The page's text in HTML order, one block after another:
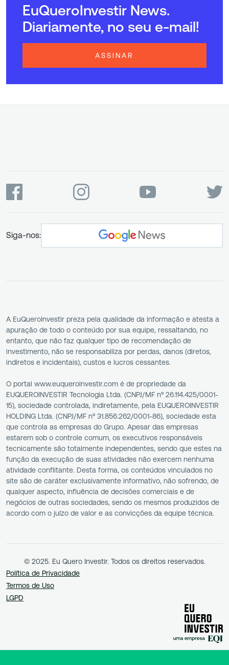
EuQueroInvestir News.
Diariamente, no seu e-mail!
ASSINAR
Siga-nos:
A EuQueroInvestir preza pela qualidade da informação e atesta a
apuração de todo o conteúdo por sua equipe, ressaltando, no
entanto, que não faz qualquer tipo de recomendação de
investimento, não se responsabiliza por perdas, danos (diretos,
indiretos e incidentais), custos e lucros cessantes.
O portal www.euqueroinvestir.com é de propriedade da
EUQUEROINVESTIR Tecnologia Ltda. (CNPJ/MF nº 26.114.425/0001-
15), sociedade controlada, indiretamente, pela EUQUEROINVESTIR
HOLDING Ltda. (CNPJ/MF nº 31.856.262/0001-86), sociedade esta
que controla as empresas do Grupo. Apesar das empresas
estarem sob o controle comum, os executivos responsáveis
tecnicamente são totalmente independentes, sendo que estes na
função da execução de suas atividades não exercem nenhuma
atividade conflitante. Desta forma, os conteúdos vinculados no
site são de caráter exclusivamente informativo, não sofrendo, de
qualquer aspecto, influência de decisões comerciais e de
negócios de outras sociedades, sendo os mesmos produzidos de
acordo com o juízo de valor e as convicções da equipe técnica.
© 2025. Eu Quero Investir. Todos os direitos reservados.
Política de Privacidade
Termos de Uso
LGPD